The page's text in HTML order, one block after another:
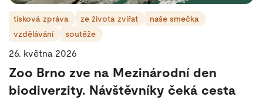
tisková zpráva ze života zvířat
naše smečka
vzdělávání
soutěže
26. května 2026
Zoo Brno zve na Mezinárodní den
biodiverzity. Návštěvníky čeká cesta